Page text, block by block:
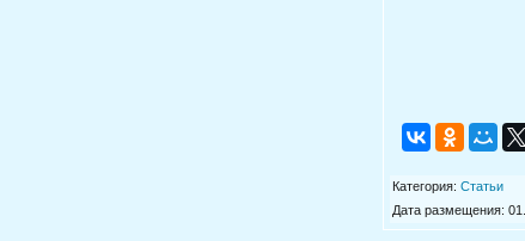
Категория: Статьи
Дата размещения: